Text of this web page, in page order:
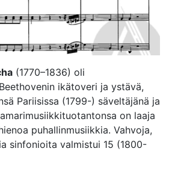
(1770–1836) oli
ikätoveri ja ystävä,
Pariisissa (1799-) säveltäjänä ja
on laaja
puhallinmusiikkia. Vahvoja,
sinfonioita valmistui 15 (1800-